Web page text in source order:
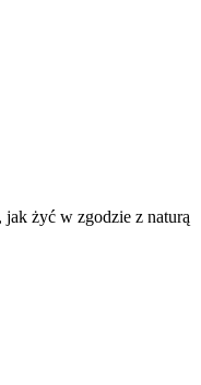
jak żyć w zgodzie z naturą